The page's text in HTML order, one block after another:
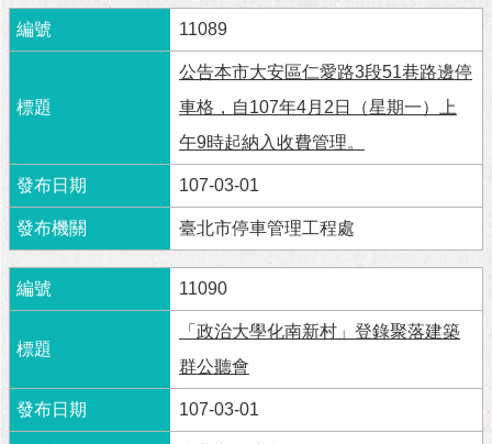
臺
旅
遊
政
府
網
資
料
放
告
11089
公告本市大安區仁愛路3段51巷路邊停
車格，自107年4月2日（星期一）上
午9時起納入收費管理。
107-03-01
臺北市停車管理工程處
11090
「政治大學化南新村」登錄聚落建築
群公聽會
107-03-01